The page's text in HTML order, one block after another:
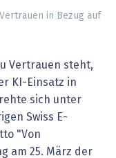
in Bezug auf
Vertrauen steht,
KI-Einsatz in
sich unter
Swiss E-
"Von
am 25. März der